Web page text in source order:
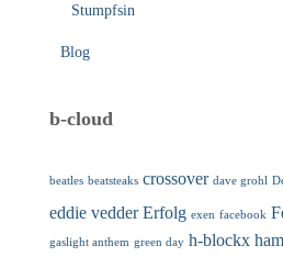
Stumpfsin
Blog
b-cloud
beatles beatsteaks crossover dave grohl
eddie vedder Erfolg exen facebook
gaslight anthem green day h-blockx